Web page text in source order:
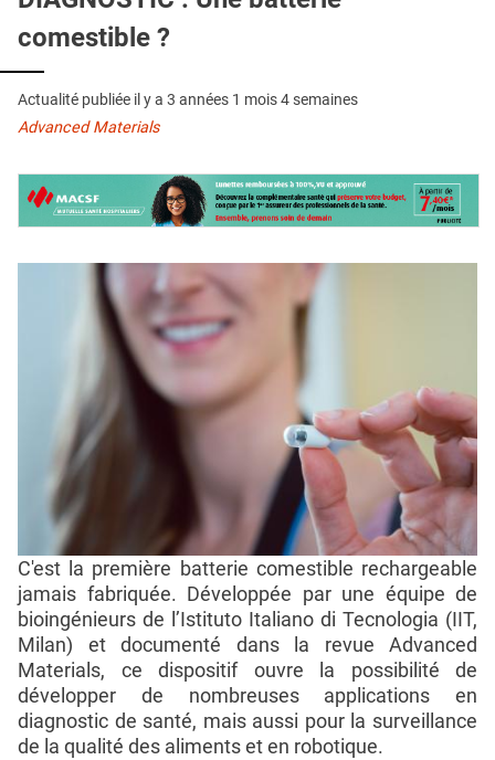
QUI SOMMES-NOUS ?
CONDITIONS GÉNÉRALES
CRÉDITS
comestible ?
Actualité publiée il y a 3 années 1 mois 4 semaines
Advanced Materials
C'est la première batterie comestible rechargeable
jamais fabriquée. Développée par une équipe de
bioingénieurs de l’Istituto Italiano di Tecnologia (IIT,
Milan) et documenté dans la revue Advanced
Materials, ce dispositif ouvre la possibilité de
développer de nombreuses applications en
diagnostic de santé, mais aussi pour la surveillance
de la qualité des aliments et en robotique.